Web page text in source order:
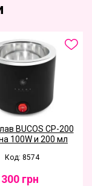
BUCOS CP-200
100W и 200 мл
Код: 8574
300 грн